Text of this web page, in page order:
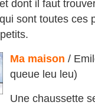
et dont il faut
qui sont toutes ces
Ma maison /
queue leu leu)
Une chaussette